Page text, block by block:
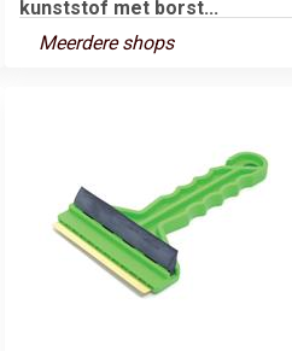
kunststof met borst...
Meerdere shops